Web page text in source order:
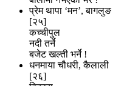
प्रेम थापा ‘मन’, बागलुङ
[२५]
कच्चीपुल
नदी तर्ने
बजेट खल्ती भर्ने !
धनमाया चौधरी, कैलाली
[२६]